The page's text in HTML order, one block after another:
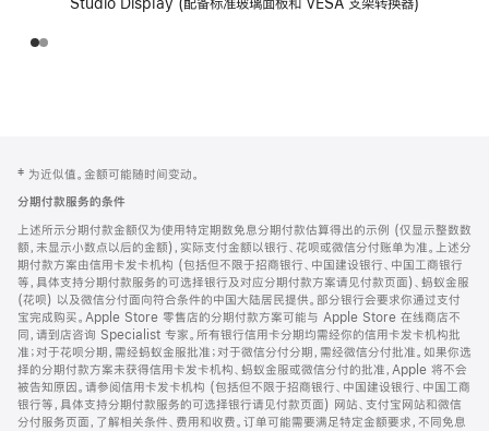
Studio Display (配备标准玻璃面板和 VESA 支架转换器)
页
页
脚
注
‡ 为近似值。金额可能随时间变动。
分期付款服务的条件
上述所示分期付款金额仅为使用特定期数免息分期付款估算得出的示例 (仅显示整数数
额，未显示小数点以后的金额)，实际支付金额以银行、花呗或微信分付账单为准。上述分
期付款方案由信用卡发卡机构 (包括但不限于招商银行、中国建设银行、中国工商银行
等，具体支持分期付款服务的可选择银行及对应分期付款方案请见付款页面)、蚂蚁金服
(花呗) 以及微信分付面向符合条件的中国大陆居民提供。部分银行会要求你通过支付
宝完成购买。Apple Store 零售店的分期付款方案可能与 Apple Store 在线商店不
同，请到店咨询 Specialist 专家。所有银行信用卡分期均需经你的信用卡发卡机构批
准；对于花呗分期，需经蚂蚁金服批准；对于微信分付分期，需经微信分付批准。如果你选
择的分期付款方案未获得信用卡发卡机构、蚂蚁金服或微信分付的批准，Apple 将不会
被告知原因。请参阅信用卡发卡机构 (包括但不限于招商银行、中国建设银行、中国工商
银行等，具体支持分期付款服务的可选择银行请见付款页面) 网站、支付宝网站和微信
分付服务页面，了解相关条件、费用和收费。订单可能需要满足特定金额要求，不同免息